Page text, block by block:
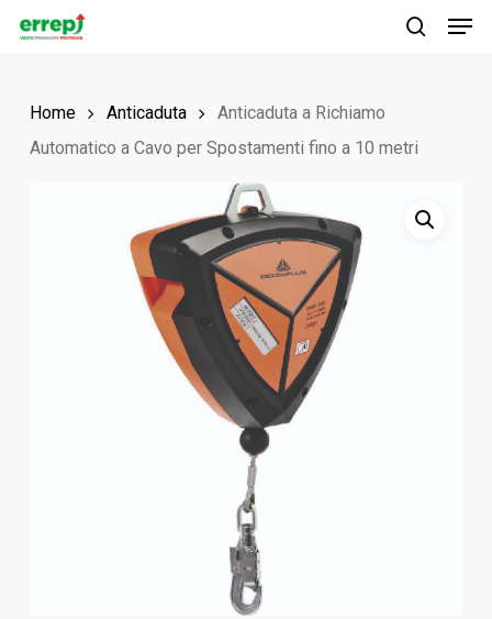
Skip
contentHome Anticaduta
Anticaduta a Richiamo
Automatico a Cavo per Spostamenti fino a 10 metri